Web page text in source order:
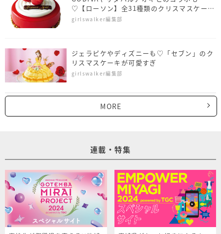
♡【ローソン】全31種類のクリスマスケーキ
がお目見え
girlswalker編集部
ジェラピケやディズニーも♡「セブン」のク
リスマスケーキが可愛すぎ
girlswalker編集部
MORE
連載・特集